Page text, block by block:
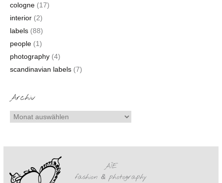
cologne(17)
interior(2)
labels(88)
people(1)
photography(4)
scandinavian labels(7)
Archiv
AÏE
fashion& photography